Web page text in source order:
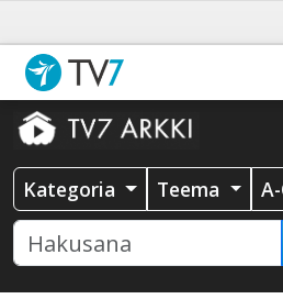
Kategoria Teema